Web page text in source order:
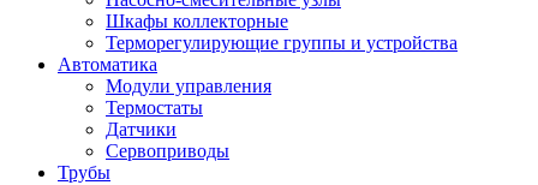
Шкафы коллекторные
Терморегулирующие группы и устройства
Автоматика
Модули управления
Термостаты
Датчики
Сервоприводы
Трубы